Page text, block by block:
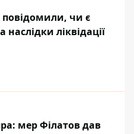
повідомили, чи є
ліквідації
мер Філатов дав